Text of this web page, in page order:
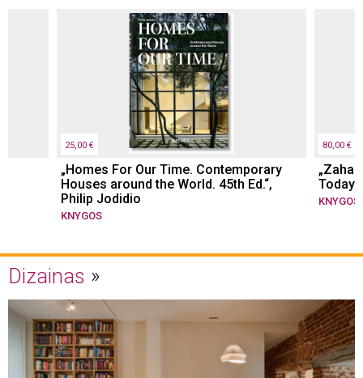
25,00 €
„Homes For Our Time. Contemporary
Houses around the World. 45th Ed.“,
Philip Jodidio
KNYGOS
80,00 €
„Zaha
Today.
KNYGOS
Dizainas